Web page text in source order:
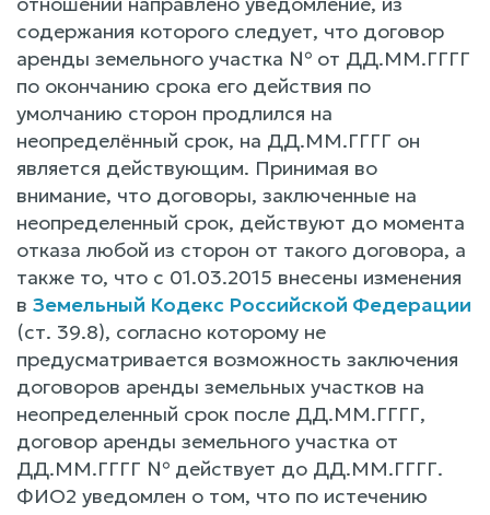
содержания которого следует, что договор
аренды земельного участка № от ДД.ММ.ГГГГ
по окончанию срока его действия по
умолчанию сторон продлился на
неопределённый срок, на ДД.ММ.ГГГГ он
является действующим. Принимая во
внимание, что договоры, заключенные на
неопределенный срок, действуют до момента
отказа любой из сторон от такого договора, а
также то, что с 01.03.2015 внесены изменения
в Земельный Кодекс Российской Федерации
(ст. 39.8), согласно которому не
предусматривается возможность заключения
договоров аренды земельных участков на
неопределенный срок после ДД.ММ.ГГГГ,
договор аренды земельного участка от
ДД.ММ.ГГГГ № действует до ДД.ММ.ГГГГ.
ФИО2 уведомлен о том, что по истечению